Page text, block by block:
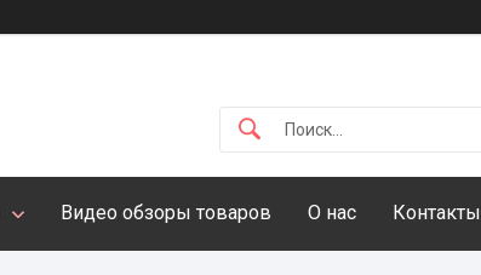
Видео обзоры товаров О нас Контакты